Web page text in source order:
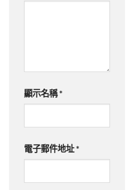
顯示名稱*
電子郵件地址*